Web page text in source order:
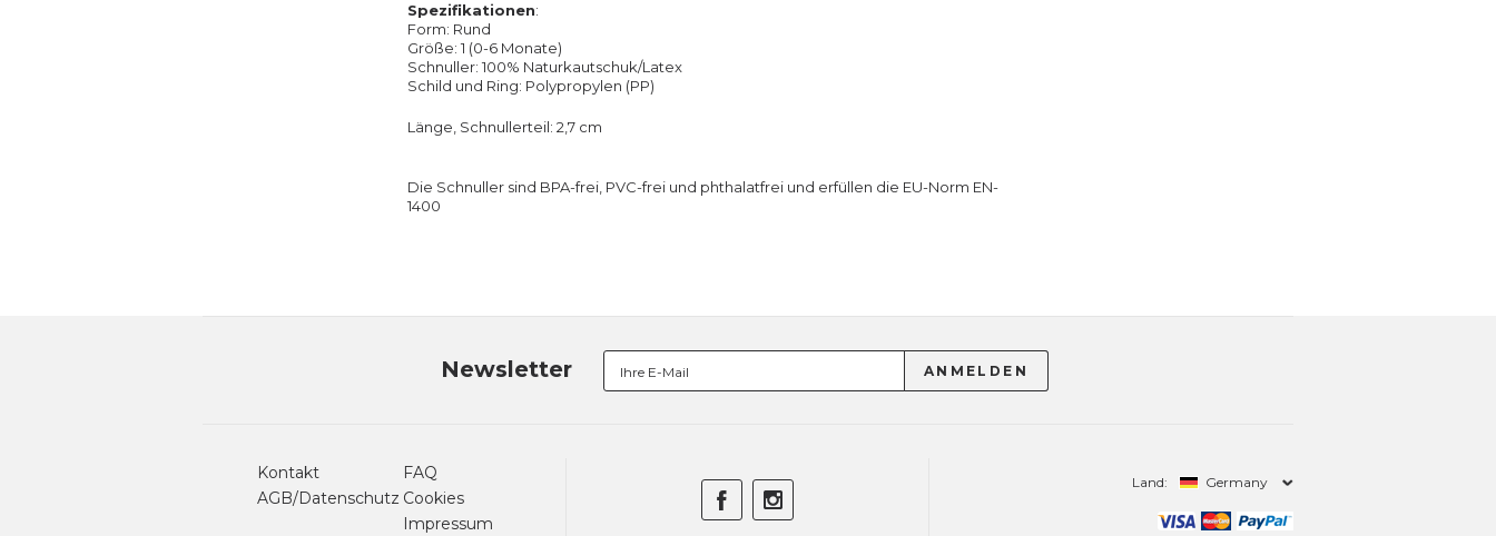
Spezifikationen:
Form: Rund
Größe: 1 (0-6 Monate)
Schnuller: 100% Naturkautschuk/Latex
Schild und Ring: Polypropylen (PP)
Länge, Schnullerteil: 2,7 cm
Die Schnuller sind BPA-frei, PVC-frei und phthalatfrei und erfüllen die EU-Norm EN-
1400
Newsletter
Kontakt
AGB/Datenschutz
FAQ
Cookies
Impressum
Land: Germany